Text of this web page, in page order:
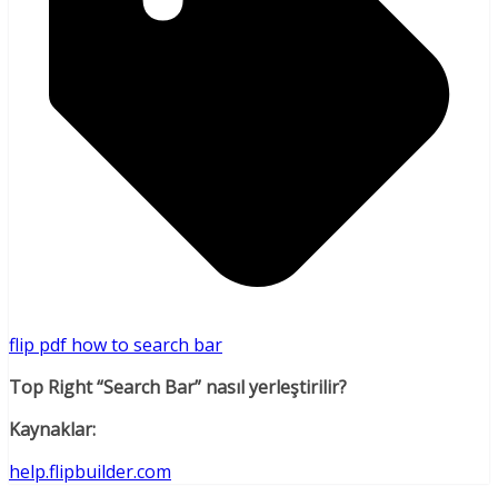
flip pdf how to search bar
Top Right “Search Bar” nasıl yerleştirilir?
Kaynaklar:
help.flipbuilder.com